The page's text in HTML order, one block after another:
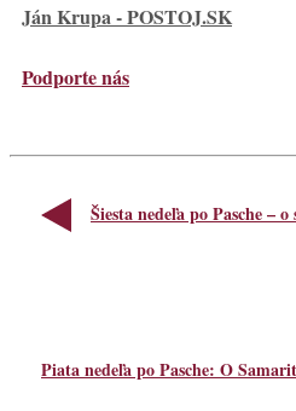
Ján Krupa - POSTOJ.SK
Podporte nás
Šiesta nedeľa po Pasche – o
Piata nedeľa po Pasche: O